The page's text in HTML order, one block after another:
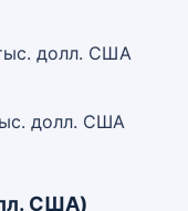
долл. США
долл. США
США)